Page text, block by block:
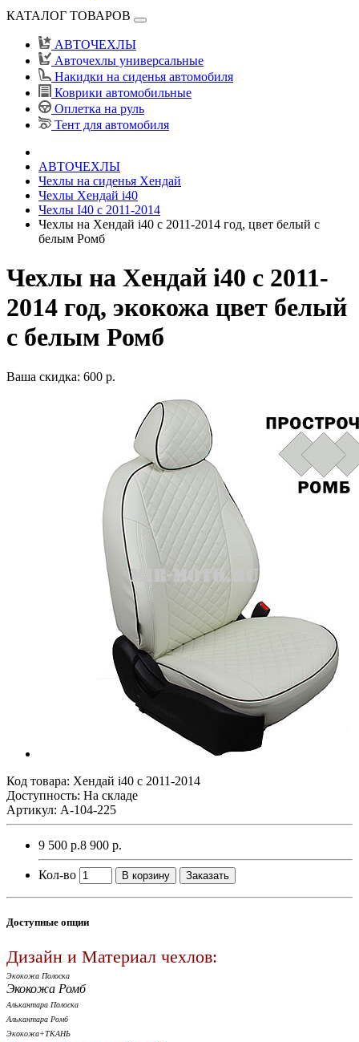
КАТАЛОГ ТОВАРОВ
АВТОЧЕХЛЫ
Авточехлы универсальные
Накидки на сиденья автомобиля
Коврики автомобильные
Оплетка на руль
Тент для автомобиля
АВТОЧЕХЛЫ
Чехлы на сиденья Хендай
Чехлы Хендай i40
Чехлы I40 c 2011-2014
Чехлы на Хендай i40 с 2011-2014 год, цвет белый с
белым Ромб
Чехлы на Хендай i40 с 2011-
2014 год, экокожа цвет белый
с белым Ромб
Ваша скидка: 600 р.
Код товара: Хендай i40 с 2011-2014
Доступность: На складе
Артикул: A-104-225
9 500 р.8 900 р.
Кол-во В корзину Заказать
Доступные опции
Дизайн и Материал чехлов:
Экокожа Полоска
Экокожа Ромб
Алькантара Полоска
Алькантара Ромб
Экокожа+ТКАНЬ